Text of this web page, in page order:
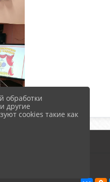
обработки
другие
cookies такие как